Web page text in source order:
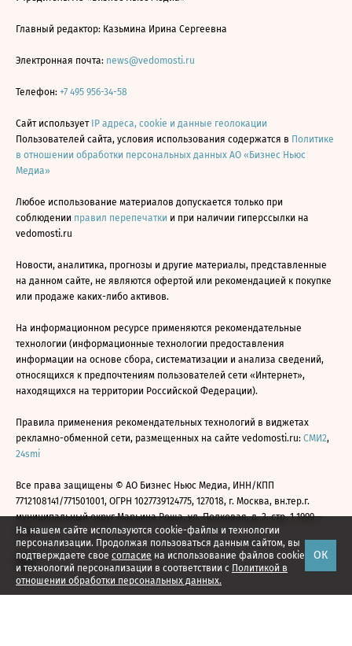
На нашем сайте используются cookie-файлы и технологии
персонализации. Продолжая пользоваться данным сайтом, вы
подтверждаете свое согласие на использование файлов cookie
и технологий персонализации в соответствии с Политикой в
отношении обработки персональных данных.
ОК
Главный редактор: Казьмина Ирина Сергеевна
Электронная почта: news@vedomosti.ru
Телефон: +7 495 956-34-58
Сайт использует IP адреса, cookie и данные геолокации
Пользователей сайта, условия использования содержатся в Политике
в отношении обработки персональных данных АО «Бизнес Ньюс
Медиа»
Любое использование материалов допускается только при
соблюдении правил перепечатки и при наличии гиперссылки на
vedomosti.ru
Новости, аналитика, прогнозы и другие материалы, представленные
на данном сайте, не являются офертой или рекомендацией к покупке
или продаже каких-либо активов.
На информационном ресурсе применяются рекомендательные
технологии (информационные технологии предоставления
информации на основе сбора, систематизации и анализа сведений,
относящихся к предпочтениям пользователей сети «Интернет»,
находящихся на территории Российской Федерации).
Правила применения рекомендательных технологий в виджетах
рекламно-обменной сети, размещенных на сайте vedomosti.ru: СМИ2,
24smi
Все права защищены © АО Бизнес Ньюс Медиа, ИНН/КПП
7712108141/771501001, ОГРН 1027739124775, 127018, г. Москва, вн.тер.г.
муниципальный округ Марьина Роща, ул. Полковая, д. 3, стр. 1 1999—
2026